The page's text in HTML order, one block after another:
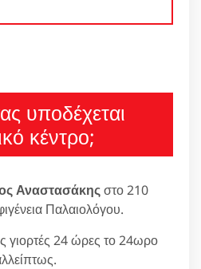
υποδέχεται
κέντρο;
Αναστασάκηςστο 210
Παλαιολόγου.
γιορτές 24 ώρες το 24ωρο